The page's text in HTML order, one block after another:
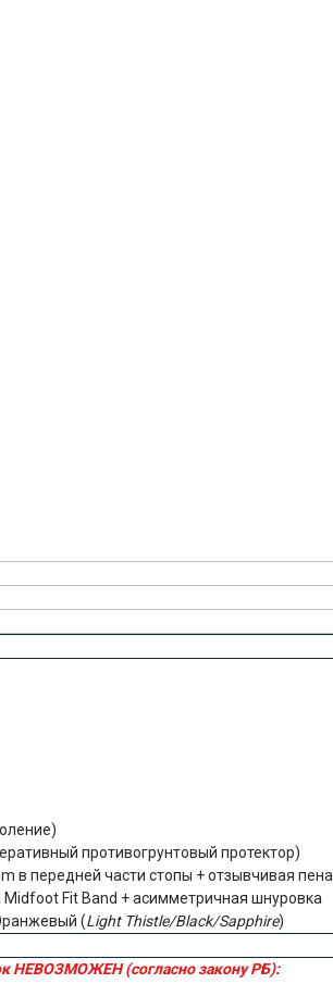
противогрунтовый протектор)
в передней части стопы + отзывчивая пена
Midfoot Fit Band + асимметричная шнуровка
(Light Thistle/Black/Sapphire)
НЕВОЗМОЖЕН (согласно закону РБ):